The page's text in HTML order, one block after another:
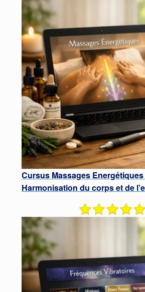
Cursus Massages Energétiques
Harmonisation du corpset de